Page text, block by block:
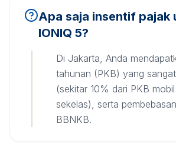
Apa saja insentif pajak
IONIQ 5?
Di Jakarta, Anda
tahunan (PKB) yang
(sekitar 10% dari PKB
sekelas), serta
BBNKB.